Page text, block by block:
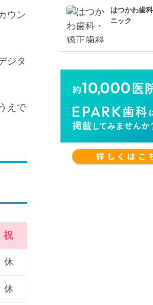
ウン
ジタ
えで
祝
休
休
はつかわ歯
ニック